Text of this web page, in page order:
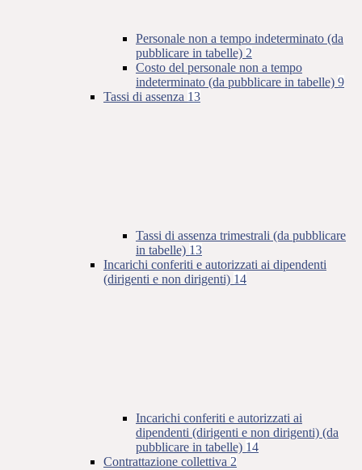
Personale non a tempo indeterminato (da
pubblicare in tabelle) 2
Costo del personale non a tempo
indeterminato (da pubblicare in tabelle) 9
Tassi di assenza 13
Tassi di assenza trimestrali (da pubblicare
in tabelle) 13
Incarichi conferiti e autorizzati ai dipendenti
(dirigenti e non dirigenti) 14
Incarichi conferiti e autorizzati ai
dipendenti (dirigenti e non dirigenti) (da
pubblicare in tabelle) 14
Contrattazione collettiva 2